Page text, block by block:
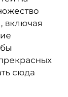
включая
сюда